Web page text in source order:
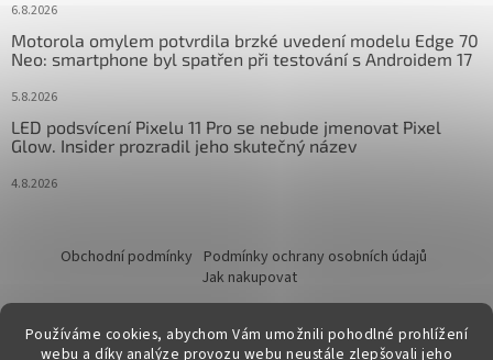
Používáme cookies, abychom Vám umožnili pohodlné prohlížení
webu a díky analýze provozu webu neustále zlepšovali jeho
6.8.2026
Motorola omylem potvrdila brzké uvedení modelu Edge 70
Neo: smartphone byl spatřen při testování s Androidem 17
5.8.2026
LED podsvícení Pixelu 11 Pro se nebude jmenovat Pixel
Glow. Insider prozradil jeho skutečný název
4.8.2026
Obchodní podmínky Podmínky ochrany osobních údajů
Jak nakupovat